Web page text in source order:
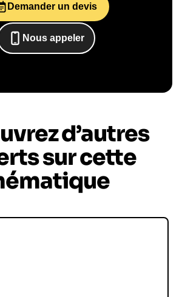
vient à
engageante et sur-mesure
Demander un devis
Nous appeler
0652698481
d’autres
sur cette